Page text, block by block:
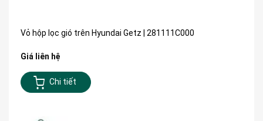
Vỏ hộp lọc gió trên Hyundai Getz | 281111C000
Giá liên hệ
Chi tiết